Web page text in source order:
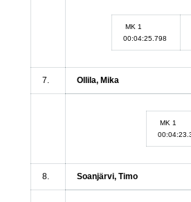
MK 1
00:04:25.798
7. Ollila, Mika
MK 1
8. Soanjärvi, Timo